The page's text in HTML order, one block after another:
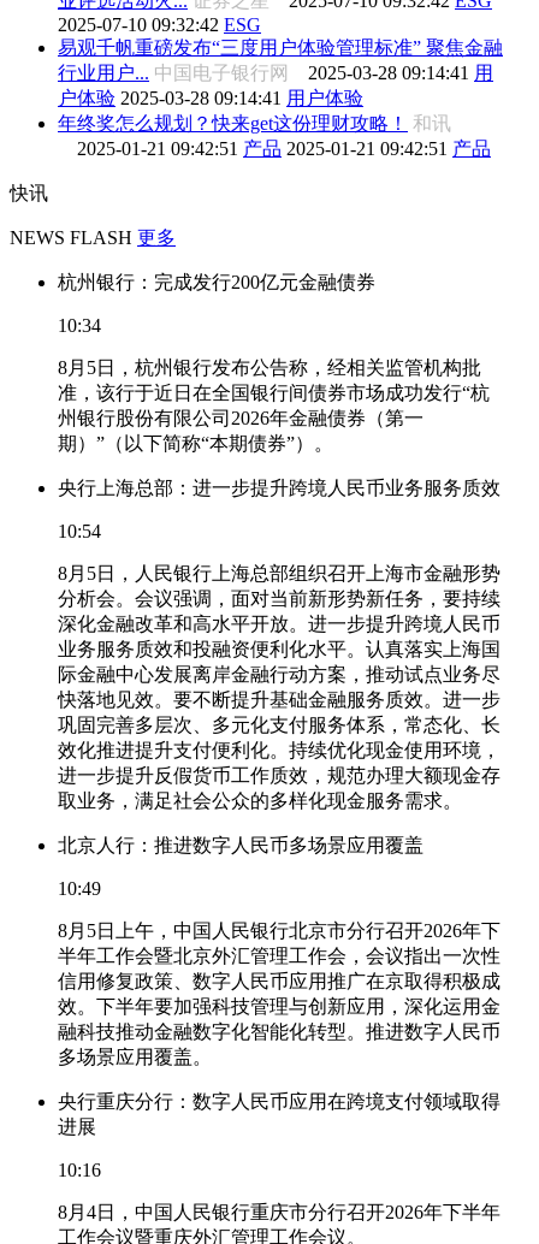
2025-07-10 09:32:42 ESG
易观千帆重磅发布“三度用户体验管理标准” 聚焦金融
行业用户... 中国电子银行网 2025-03-28 09:14:41 用
户体验 2025-03-28 09:14:41 用户体验
年终奖怎么规划？快来get这份理财攻略！
和讯
2025-01-21 09:42:51 产品 2025-01-21 09:42:51 产品
快讯
NEWS FLASH 更多
杭州银行：完成发行200亿元金融债券
10:34
8月5日，杭州银行发布公告称，经相关监管机构批
准，该行于近日在全国银行间债券市场成功发行“杭
州银行股份有限公司2026年金融债券（第一
期）”（以下简称“本期债券”）。
央行上海总部：进一步提升跨境人民币业务服务质效
10:54
8月5日，人民银行上海总部组织召开上海市金融形势
分析会。会议强调，面对当前新形势新任务，要持续
深化金融改革和高水平开放。进一步提升跨境人民币
业务服务质效和投融资便利化水平。认真落实上海国
际金融中心发展离岸金融行动方案，推动试点业务尽
快落地见效。要不断提升基础金融服务质效。进一步
巩固完善多层次、多元化支付服务体系，常态化、长
效化推进提升支付便利化。持续优化现金使用环境，
进一步提升反假货币工作质效，规范办理大额现金存
取业务，满足社会公众的多样化现金服务需求。
北京人行：推进数字人民币多场景应用覆盖
10:49
8月5日上午，中国人民银行北京市分行召开2026年下
半年工作会暨北京外汇管理工作会，会议指出一次性
信用修复政策、数字人民币应用推广在京取得积极成
效。下半年要加强科技管理与创新应用，深化运用金
融科技推动金融数字化智能化转型。推进数字人民币
多场景应用覆盖。
央行重庆分行：数字人民币应用在跨境支付领域取得
进展
10:16
8月4日，中国人民银行重庆市分行召开2026年下半年
工作会议暨重庆外汇管理工作会议。